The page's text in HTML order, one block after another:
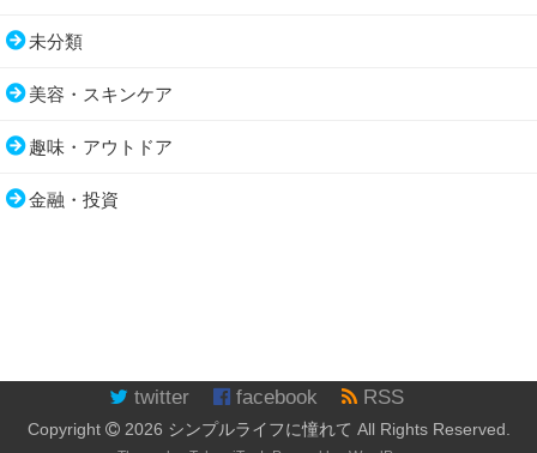
未分類
美容・スキンケア
趣味・アウトドア
金融・投資
twitter facebook RSS
Copyright 2026 シンプルライフに憧れて All Rights Reserved.